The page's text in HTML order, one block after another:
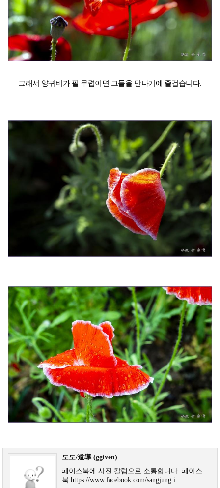
그래서 양귀비가 필 무렵이면 그들을 만나기에 즐겁습니다.
도도/道導 (ggiven)
페이스북에 사진 칼럼으로 소통합니다. 페이스
북 https://www.facebook.com/sangjung.i